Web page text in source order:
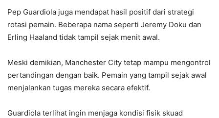
Pep Guardiola juga mendapat hasil positif dari strategi
rotasi pemain. Beberapa nama seperti Jeremy Doku dan
Erling Haaland tidak tampil sejak menit awal.
Meski demikian, Manchester City tetap mampu mengontrol
pertandingan dengan baik. Pemain yang tampil sejak awal
menjalankan tugas mereka secara efektif.
Guardiola terlihat ingin menjaga kondisi fisik skuad